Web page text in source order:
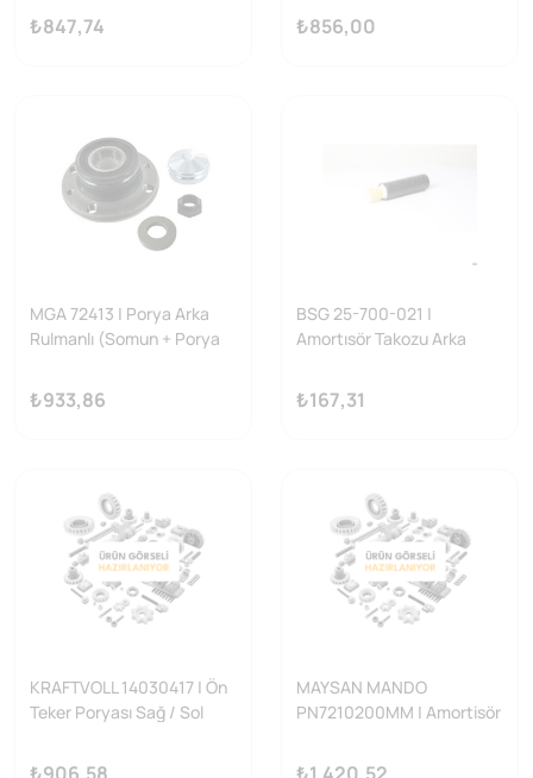
₺847,74 ₺856,00
MGA 72413 | Porya Arka
Rulmanlı (Somun + Porya
Marea-Bravo-Albea-Palio-
Linea-Bipper-Tep
₺933,86
BSG 25-700-021 |
Amortısör Takozu Arka
-
₺167,31
KRAFTVOLL 14030417 | Ön
Teker Poryası Sağ / Sol
14Q (15 Jant) / (03 06)
₺906,58
MAYSAN MANDO
PN7210200MM | Amortisör
₺1.420,52